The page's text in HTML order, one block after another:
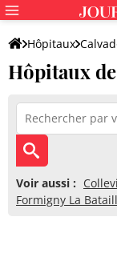
Hôpitaux
Hôpitaux
Voir aussi :
Formigny La